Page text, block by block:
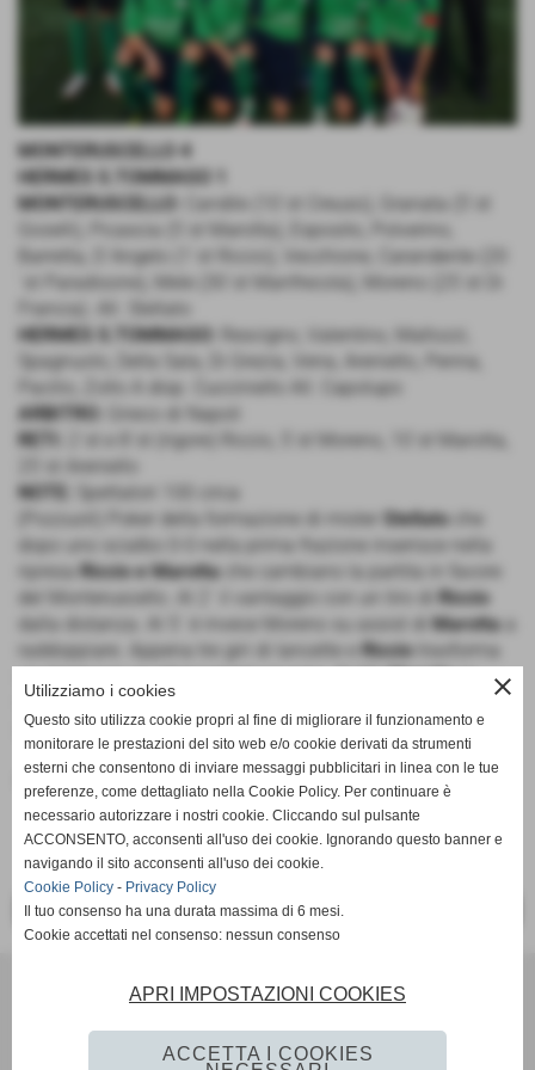
MONTERUSCELLO 4
HERMES S.TOMMASO 1
MONTERUSCELLO:
Candile (10´st Creuso), Granata (5´st
Gioielli), Picascia (5´st Marotta), Esposito, Polverino,
Barretta, D´Angelo (1´st Riccio), Vecchione, Carandente (20
´st Paradisone), Mele (30´st Manfrecola), Moreno (25´st Di
Francia). All. Stellato
HERMES S.TOMMASO:
Rescigno, Valentino, Mallozzi,
Spagnuolo, Della Sala, Di Grezia, Vena, Areniello, Penna,
Pacilio, Zollo A disp. Cucciniello All. Capolupo
ARBITRO:
Grieco di Napoli
RETI:
2´st e 8´st (rigore) Riccio, 5´st Moreno, 10´st Marotta,
25´st Areniello
NOTE:
Spettatori 100 circa
(Pozzuoli) Poker della formazione di mister
Stellato
dopo uno scialbo 0-0 nella prima frazione inserisce nella
ripresa
Riccio e Marottache cambiano la partita in favore
del Monteruscello. Al 2´ il vantaggio con un tiro di
Riccio
dalla distanza. Al 5´ è invece Moreno su assist di Marottaa
raddoppiare. Appena tre giri di lancette e
Riccio trasforma
velocità mette a segno il 4-0. Mentre, nel finale giunge il
goal della bandiera degli ospiti.
Fonte: Ufficio Stampa
<< PRECEDENTE
Via Amedeo Modigliani 18 - Pozzuoli (Napoli)
P.I. 07784580636 C.F 96012290639
Tel. 081 524 57 48 Fax 081 524 57 48 mail
close
Utilizziamo i cookies
Questo sito utilizza cookie propri al fine di migliorare il funzionamento e
monitorare le prestazioni del sito web e/o cookie derivati da strumenti
esterni che consentono di inviare messaggi pubblicitari in linea con le tue
preferenze, come dettagliato nella Cookie Policy. Per continuare è
necessario autorizzare i nostri cookie. Cliccando sul pulsante
ACCONSENTO, acconsenti all'uso dei cookie. Ignorando questo banner e
navigando il sito acconsenti all'uso dei cookie.
Cookie Policy - Privacy Policy
Il tuo consenso ha una durata massima di 6 mesi.
Cookie accettati nel consenso: nessun consenso
APRI IMPOSTAZIONI COOKIES
ACCETTA I COOKIES